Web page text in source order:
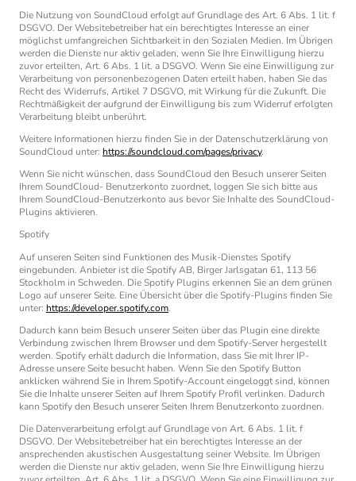
Die Nutzung von SoundCloud erfolgt auf Grundlage des Art. 6 Abs. 1 lit. f
DSGVO. Der Websitebetreiber hat ein berechtigtes Interesse an einer
möglichst umfangreichen Sichtbarkeit in den Sozialen Medien. Im Übrigen
werden die Dienste nur aktiv geladen, wenn Sie Ihre Einwilligung hierzu
zuvor erteilten, Art. 6 Abs. 1 lit. a DSGVO. Wenn Sie eine Einwilligung zur
Verarbeitung von personenbezogenen Daten erteilt haben, haben Sie das
Recht des Widerrufs, Artikel 7 DSGVO, mit Wirkung für die Zukunft. Die
Rechtmäßigkeit der aufgrund der Einwilligung bis zum Widerruf erfolgten
Verarbeitung bleibt unberührt.
Weitere Informationen hierzu finden Sie in der Datenschutzerklärung von
SoundCloud unter: https://soundcloud.com/pages/privacy.
Wenn Sie nicht wünschen, dass SoundCloud den Besuch unserer Seiten
Ihrem SoundCloud- Benutzerkonto zuordnet, loggen Sie sich bitte aus
Ihrem SoundCloud-Benutzerkonto aus bevor Sie Inhalte des SoundCloud-
Plugins aktivieren.
Spotify
Auf unseren Seiten sind Funktionen des Musik-Dienstes Spotify
eingebunden. Anbieter ist die Spotify AB, Birger Jarlsgatan 61, 113 56
Stockholm in Schweden. Die Spotify Plugins erkennen Sie an dem grünen
Logo auf unserer Seite. Eine Übersicht über die Spotify-Plugins finden Sie
unter: https://developer.spotify.com.
Dadurch kann beim Besuch unserer Seiten über das Plugin eine direkte
Verbindung zwischen Ihrem Browser und dem Spotify-Server hergestellt
werden. Spotify erhält dadurch die Information, dass Sie mit Ihrer IP-
Adresse unsere Seite besucht haben. Wenn Sie den Spotify Button
anklicken während Sie in Ihrem Spotify-Account eingeloggt sind, können
Sie die Inhalte unserer Seiten auf Ihrem Spotify Profil verlinken. Dadurch
kann Spotify den Besuch unserer Seiten Ihrem Benutzerkonto zuordnen.
Die Datenverarbeitung erfolgt auf Grundlage von Art. 6 Abs. 1 lit. f
DSGVO. Der Websitebetreiber hat ein berechtigtes Interesse an der
ansprechenden akustischen Ausgestaltung seiner Website. Im Übrigen
werden die Dienste nur aktiv geladen, wenn Sie Ihre Einwilligung hierzu